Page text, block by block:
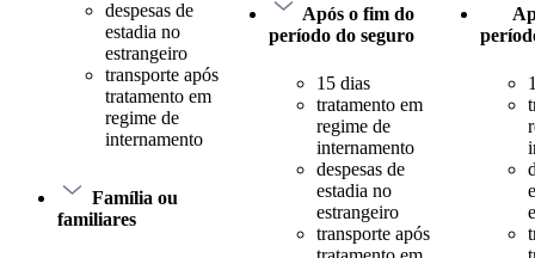
despesas de
estadia no
estrangeiro
transporte após
tratamento em
regime de
internamento
Família ou
familiares
Após o fim do
período do seguro
15 dias
tratamento em
regime de
internamento
despesas de
estadia no
estrangeiro
transporte após